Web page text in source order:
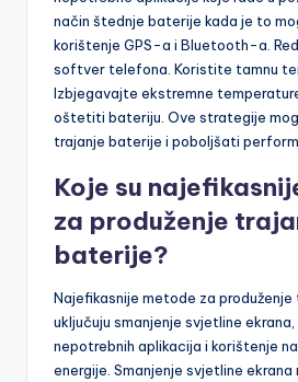
način štednje baterije kada je to
korištenje GPS-a i Bluetooth-a.
softver telefona. Koristite tamnu
Izbjegavajte ekstremne
oštetiti bateriju. Ove strategije
trajanje baterije i poboljšati
Koje su
za produženje
baterije?
Najefikasnije metode za
uključuju smanjenje svjetline
nepotrebnih aplikacija i korištenje
energije. Smanjenje svjetline ekrana